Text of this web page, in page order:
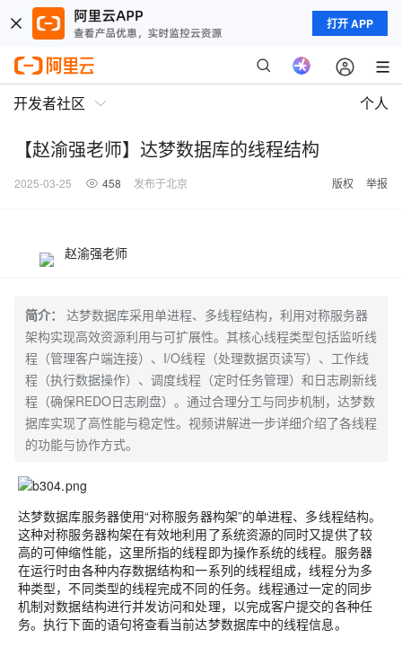
打开 APP
开发者社区 个人
【赵渝强老师】达梦数据库的线程结构
2025-03-25 458 发布于北京 版权 举报
赵渝强老师
简介：
达梦数据库采用单进程、多线程结构，利用对称服务器
架构实现高效资源利用与可扩展性。其核心线程类型包括监听线
程（管理客户端连接）、I/O线程（处理数据页读写）、工作线
程（执行数据操作）、调度线程（定时任务管理）和日志刷新线
程（确保REDO日志刷盘）。通过合理分工与同步机制，达梦数
据库实现了高性能与稳定性。视频讲解进一步详细介绍了各线程
的功能与协作方式。
达梦数据库服务器使用“对称服务器构架”的单进程、多线程结构。
这种对称服务器构架在有效地利用了系统资源的同时又提供了较
高的可伸缩性能，这里所指的线程即为操作系统的线程。服务器
在运行时由各种内存数据结构和一系列的线程组成，线程分为多
种类型，不同类型的线程完成不同的任务。线程通过一定的同步
机制对数据结构进行并发访问和处理，以完成客户提交的各种任
务。执行下面的语句将查看当前达梦数据库中的线程信息。